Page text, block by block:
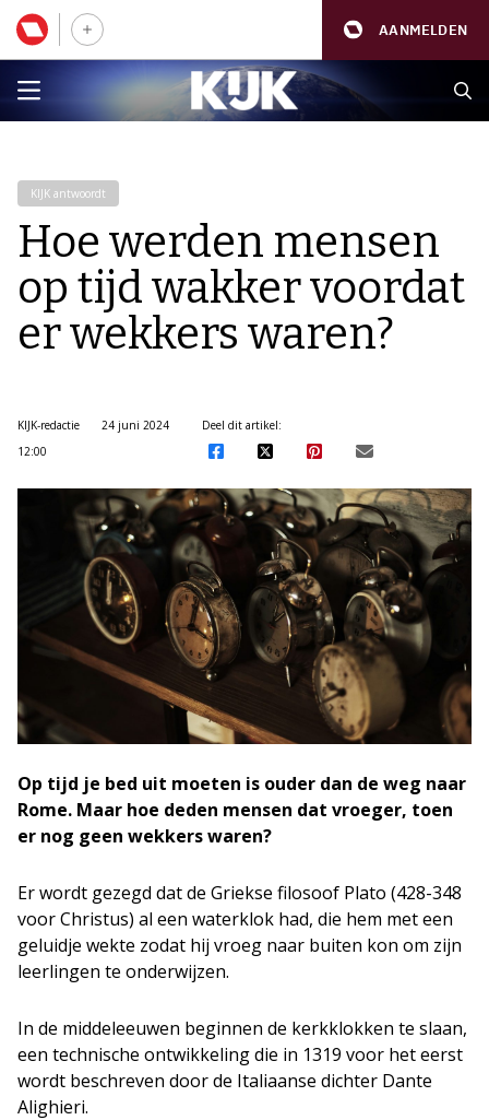
AANMELDEN
KIJK antwoordt
Hoe werden mensen
op tijd wakker voordat
er wekkers waren?
KIJK-redactie
24 juni 2024
12:00
Deel dit artikel:
Op tijd je bed uit moeten is ouder dan de weg naar
Rome. Maar hoe deden mensen dat vroeger, toen
er nog geen wekkers waren?
Er wordt gezegd dat de Griekse filosoof Plato (428-348
voor Christus) al een waterklok had, die hem met een
geluidje wekte zodat hij vroeg naar buiten kon om zijn
leerlingen te onderwijzen.
In de middeleeuwen beginnen de kerkklokken te slaan,
een technische ontwikkeling die in 1319 voor het eerst
wordt beschreven door de Italiaanse dichter Dante
Alighieri.